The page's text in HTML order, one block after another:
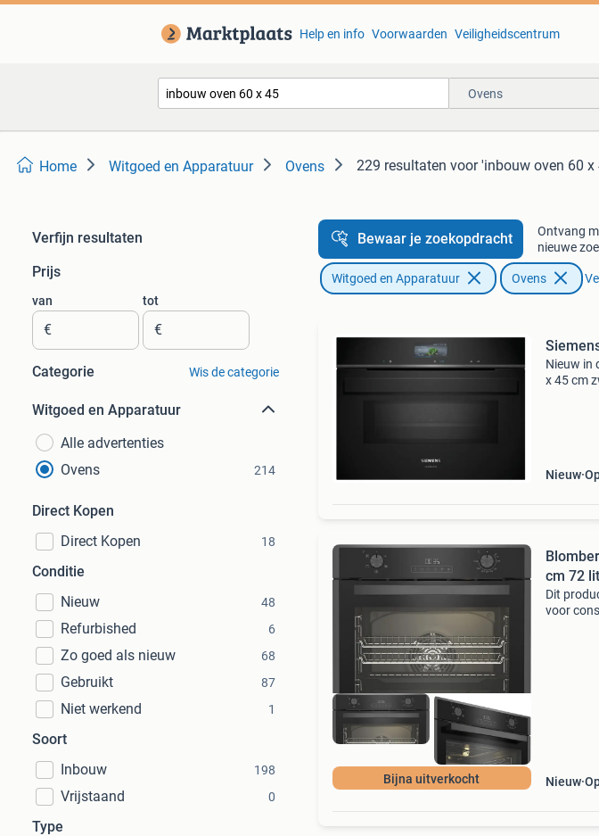
Help en info Voorwaarden Veiligheidscentrum
Ovens
Home Witgoed en Apparatuur Ovens 229 resultaten voor 'inbouw oven 60 x
Verfijn resultaten
Prijs
van
€
tot
€
Categorie Wis de categorie
Witgoed en Apparatuur
Alle advertenties
Ovens
214
Direct Kopen
Direct Kopen
18
Conditie
Nieuw
48
Refurbished 6
Zo goed als nieuw 68
Gebruikt 87
Niet werkend 1
Soort
Inbouw
198
Vrijstaand 0
Type
Bewaar je zoekopdracht
Ontvang
nieuwe
Witgoed en Apparatuur Ovens
Nieuw in
x 45 cm
Nieuw
Bijna uitverkocht
cm 72
Dit
voor
Nieuw